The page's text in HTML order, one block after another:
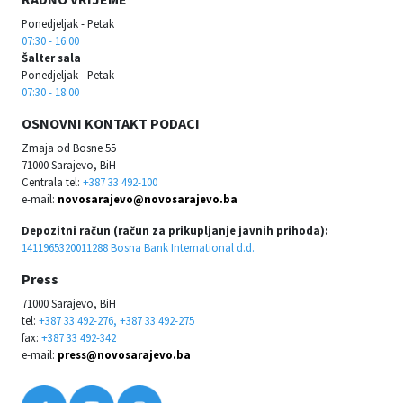
Ponedjeljak - Petak
07:30 - 16:00
Šalter sala
Ponedjeljak - Petak
07:30 - 18:00
OSNOVNI KONTAKT PODACI
Zmaja od Bosne 55
71000 Sarajevo, BiH
Centrala tel: +387 33 492-100
e-mail: novosarajevo@novosarajevo.ba
Depozitni račun (račun za prikupljanje javnih prihoda):
1411965320011288 Bosna Bank International d.d.
Press
71000 Sarajevo, BiH
tel: +387 33 492-276, +387 33 492-275
fax: +387 33 492-342
e-mail: press@novosarajevo.ba